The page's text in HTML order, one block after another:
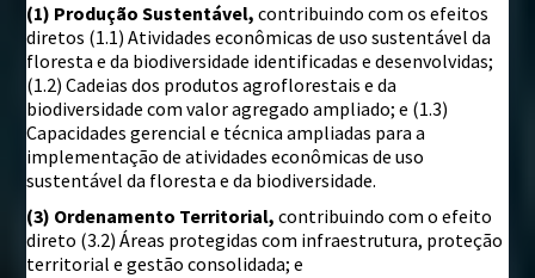
(1) Produção Sustentável, contribuindo com os efeitos
diretos (1.1) Atividades econômicas de uso sustentável da
floresta e da biodiversidade identificadas e desenvolvidas;
(1.2) Cadeias dos produtos agroflorestais e da
biodiversidade com valor agregado ampliado; e (1.3)
Capacidades gerencial e técnica ampliadas para a
implementação de atividades econômicas de uso
sustentável da floresta e da biodiversidade.
(3) Ordenamento Territorial, contribuindo com o efeito
direto (3.2) Áreas protegidas com infraestrutura, proteção
territorial e gestão consolidada; e